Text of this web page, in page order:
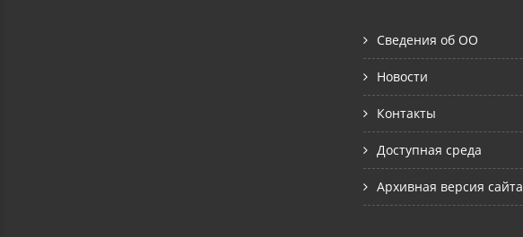
Сведения об ОО
Новости
Контакты
Доступная среда
Архивная версия сайта